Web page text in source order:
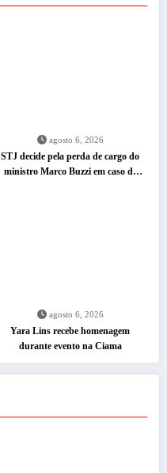
agosto 6, 2026
STJ decide pela perda de cargo do
ministro Marco Buzzi em caso de
agosto 6, 2026
Yara Lins recebe homenagem
durante evento na Ciama